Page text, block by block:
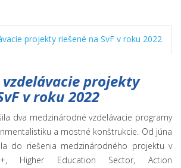
projekty riešené na SvF v roku 2022
projekty
v roku 2022
dva medzinárodné vzdelávacie programy
a mostné konštrukcie. Od júna
do riešenia medzinárodného projektu v
Higher Education Sector, Action